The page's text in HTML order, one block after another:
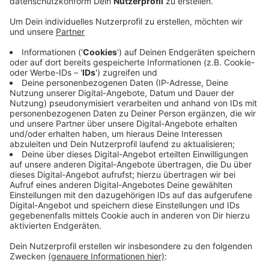
In Vreden gibt es wohl doch noch einzelne Störungen
– vor allem im Bereich Weberstraße und Marktplatz.
Das hat uns Philipp aus Vreden mitgeteilt. Arbeiter an
der Brauhaus-Baustelle haben ihm gesagt, es fehle
noch ein Kabel für den Bereich.
Uns hat die Telekom versichert, dass alles behoben
sei. Die Arbeiten an dem Rohr auf der Brauhaus-
Baustelle, das Dienstagnachmittag beschädigt
worden war, wurden um 22 Uhr beendet. Wer jetzt
immer noch Telefon- oder Internet-Störungen hat, soll
sich bei der Telekom melden. Es kann sein, dass
einzelne Anschlüsse neu freigeschaltet werden
müssen, hat uns ein Telekom-Sprecher gesagt.
Anzeige